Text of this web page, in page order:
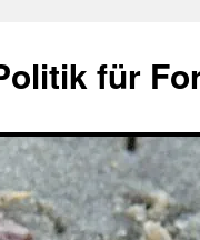
für